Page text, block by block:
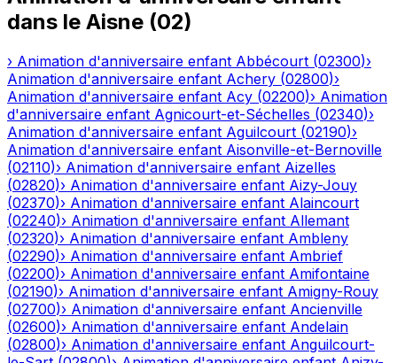
dans le Aisne (02)
› Animation d'anniversaire enfant Abbécourt (02300)›
Animation d'anniversaire enfant Achery (02800)›
Animation d'anniversaire enfant Acy (02200)› Animation
d'anniversaire enfant Agnicourt-et-Séchelles (02340)›
Animation d'anniversaire enfant Aguilcourt (02190)›
Animation d'anniversaire enfant Aisonville-et-Bernoville
(02110)› Animation d'anniversaire enfant Aizelles
(02820)› Animation d'anniversaire enfant Aizy-Jouy
(02370)› Animation d'anniversaire enfant Alaincourt
(02240)› Animation d'anniversaire enfant Allemant
(02320)› Animation d'anniversaire enfant Ambleny
(02290)› Animation d'anniversaire enfant Ambrief
(02200)› Animation d'anniversaire enfant Amifontaine
(02190)› Animation d'anniversaire enfant Amigny-Rouy
(02700)› Animation d'anniversaire enfant Ancienville
(02600)› Animation d'anniversaire enfant Andelain
(02800)› Animation d'anniversaire enfant Anguilcourt-